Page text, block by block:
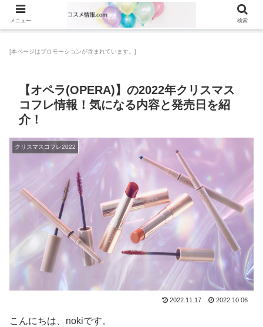
[本ページはプロモーションが含まれています。]
【オペラ(OPERA)】の2022年クリスマス
コフレ情報！気になる内容と発売日を紹
介！
クリスマスコフレ2022
2022.11.17 2022.10.06
こんにちは、nokiです。
メニュー 検索